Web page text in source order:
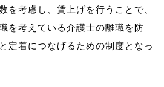
を考慮し、賃上げを行うことで、
を考えている介護士の離職を防
定着につなげるための制度となっ